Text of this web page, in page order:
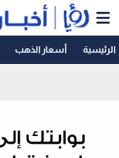
الرئيسية أسعار الذهب